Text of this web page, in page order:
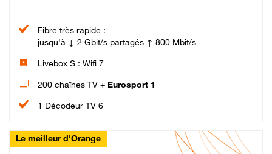
Fibre très rapide :
jusqu'à ↓ 2 Gbit/s partagés ↑ 800 Mbit/s
Livebox S : Wifi 7
200 chaînes TV + Eurosport 1
1 Décodeur TV 6
Le meilleur d'Orange